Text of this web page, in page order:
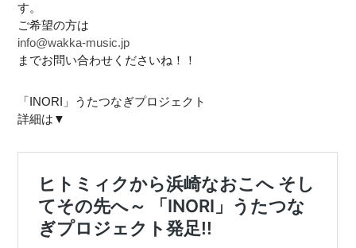
す。
ご希望の方は
info@wakka-music.jp
までお問い合わせくださいね！！
「INORI」うたつなぎプロジェクト
詳細は▼